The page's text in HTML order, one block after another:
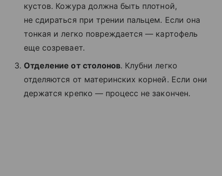
кустов. Кожура должна быть плотной,
не сдираться при трении пальцем. Если она
тонкая и легко повреждается — картофель
еще созревает.
Отделение от столонов. Клубни легко
отделяются от материнских корней. Если они
держатся крепко — процесс не закончен.